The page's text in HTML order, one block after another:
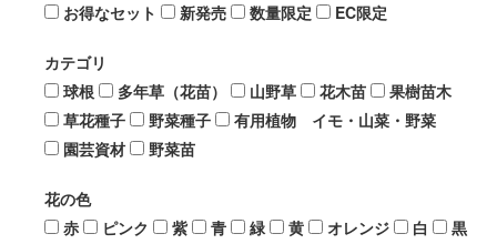
お得なセット
新発売 数量限定 EC限定
カテゴリ
球根
多年草（花苗） 山野草 花木苗
果樹苗木
草花種子
野菜種子
有用植物 イモ・山菜・野菜
園芸資材
野菜苗
花の色
赤
ピンク 紫 青 緑 黄 オレンジ 白
黒